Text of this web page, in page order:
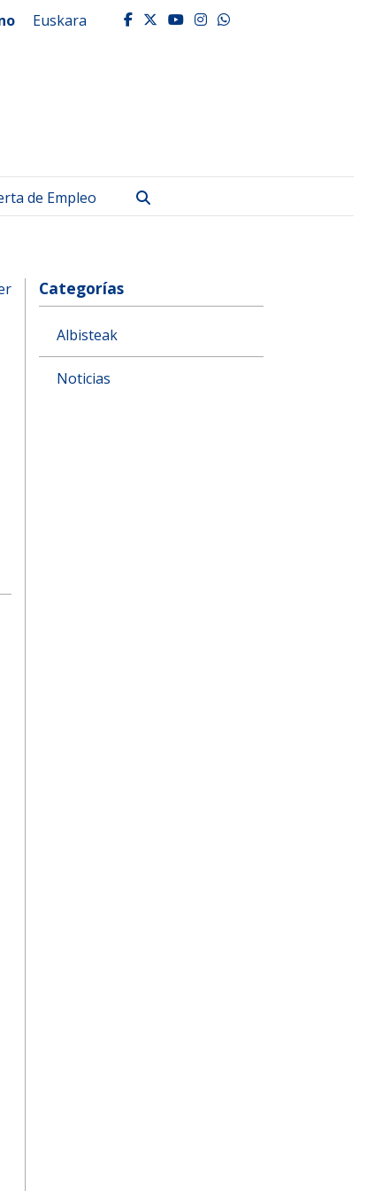
Euskara facebook
twitter
youtube
instagram
whatsapp
de Empleo
Categorías
Albisteak
Noticias